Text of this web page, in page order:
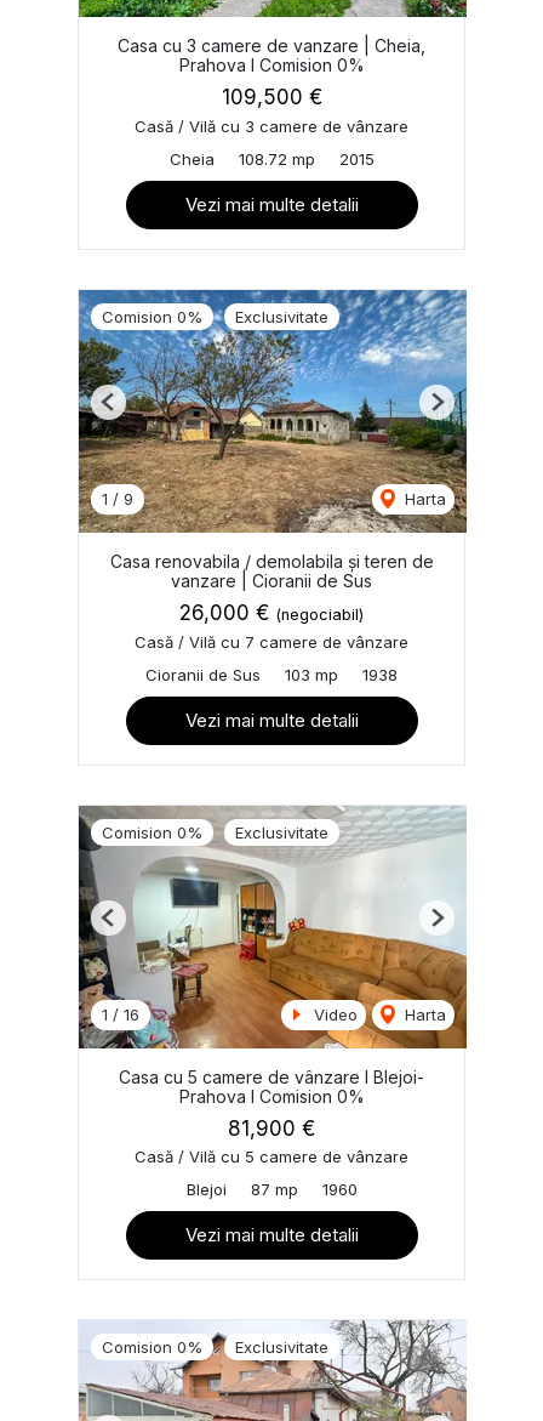
Casa cu 3 camere de vanzare | Cheia,
Prahova I Comision 0%
109,500 €
Casă / Vilă cu 3 camere de vânzare
Cheia
108.72 mp 2015
Vezi mai multe detalii
Comision 0% Exclusivitate
1 / 9 Harta
Previous Next
Casa renovabila / demolabila și teren de
vanzare | Cioranii de Sus
26,000 € (negociabil)
Casă / Vilă cu 7 camere de vânzare
Cioranii de Sus
103 mp 1938
Vezi mai multe detalii
Comision 0% Exclusivitate
1 / 16 Video Harta
Previous Next
Casa cu 5 camere de vânzare I Blejoi-
Prahova I Comision 0%
81,900 €
Casă / Vilă cu 5 camere de vânzare
Blejoi
87 mp 1960
Vezi mai multe detalii
Comision 0% Exclusivitate